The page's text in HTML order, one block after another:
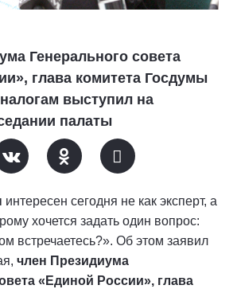
Генерального совета
глава комитета Госдумы
выступил на
палаты
интересен сегодня не как эксперт, а
хочется задать один вопрос:
встречаетесь?». Об этом заявил
член Президиума
«Единой России», глава